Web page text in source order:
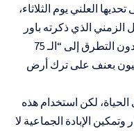
العلني يوم الثلاثاء،
الزمني الذي ذكرته باور
للصراع بدأ في 7 تشرين الأول/ أكتوبر دون التطرق إلى “الـ 75
بعنف على ترك أرض
لكن استخدام هذه
الإبادة الجماعية لا